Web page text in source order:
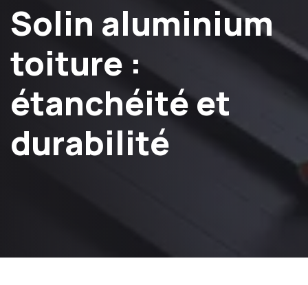
Solin aluminium
toiture :
étanchéité et
durabilité